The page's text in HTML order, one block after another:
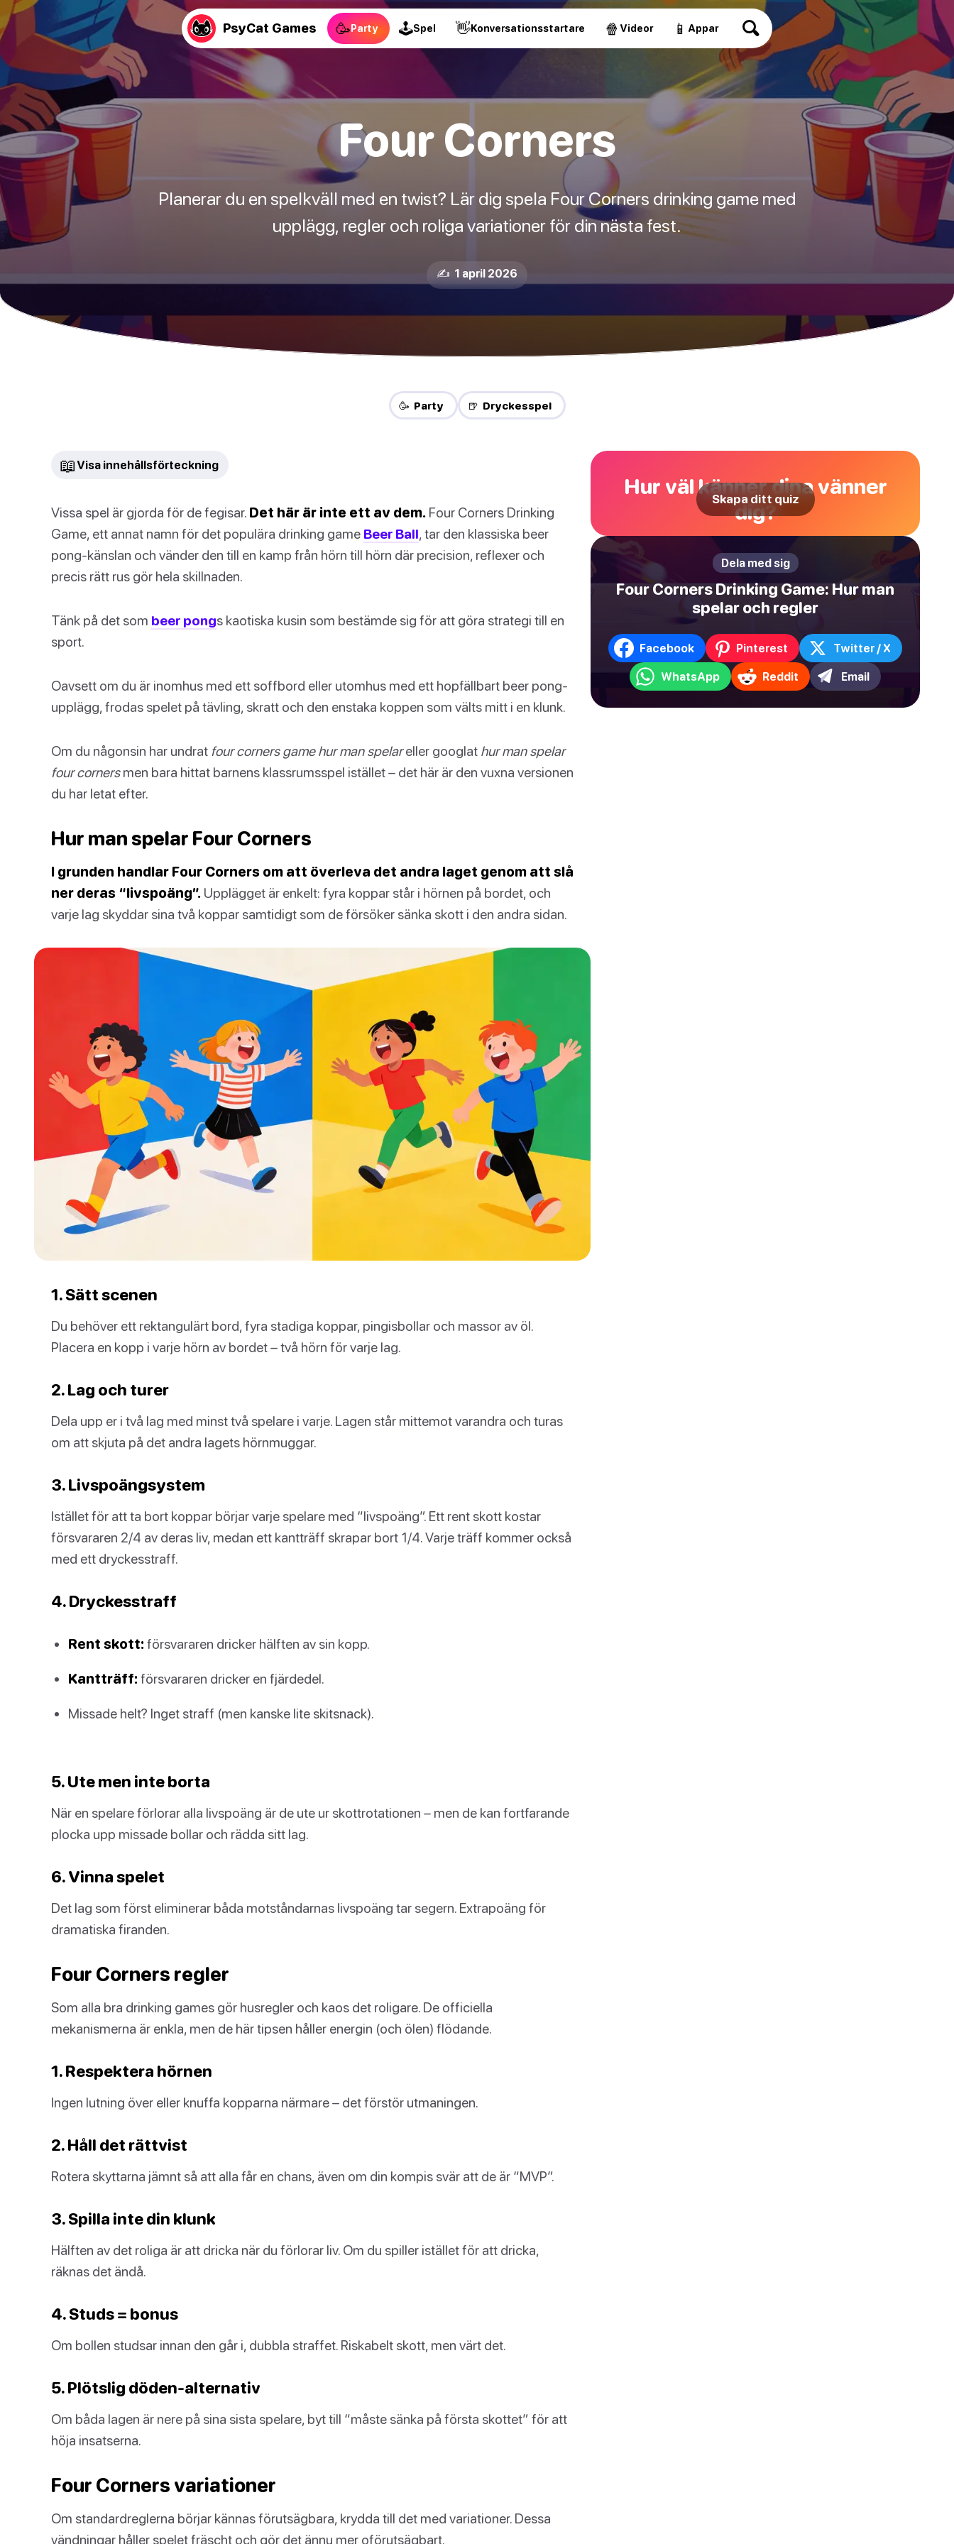
PsyCat Games 🥳Party 🕹Spel 👋Konversationsstartare 🍿 Videor 📱 Appar
Four Corners
Planerar du en spelkväll med en twist? Lär dig spela Four Corners drinking game med
upplägg, regler och roliga variationer för din nästa fest.
✍️ 1 april 2026
🥳 Party 🍺 Dryckesspel
📖 Visa innehållsförteckning
Vissa spel är gjorda för de fegisar. Det här är inte ett av dem. Four Corners Drinking
Game, ett annat namn för det populära drinking game Beer Ball, tar den klassiska beer
pong-känslan och vänder den till en kamp från hörn till hörn där precision, reflexer och
precis rätt rus gör hela skillnaden.
Tänk på det som beer pongs kaotiska kusin som bestämde sig för att göra strategi till en
sport.
Oavsett om du är inomhus med ett soffbord eller utomhus med ett hopfällbart beer pong-
upplägg, frodas spelet på tävling, skratt och den enstaka koppen som välts mitt i en klunk.
Om du någonsin har undrat four corners game hur man spelareller googlat hur man spelar
four cornersmen bara hittat barnens klassrumsspel istället – det här är den vuxna versionen
du har letat efter.
Hur man spelar Four Corners
I grunden handlar Four Corners om att överleva det andra laget genom att slå
ner deras “livspoäng”. Upplägget är enkelt: fyra koppar står i hörnen på bordet, och
varje lag skyddar sina två koppar samtidigt som de försöker sänka skott i den andra sidan.
1. Sätt scenen
Du behöver ett rektangulärt bord, fyra stadiga koppar, pingisbollar och massor av öl.
Placera en kopp i varje hörn av bordet – två hörn för varje lag.
2. Lag och turer
Dela upp er i två lag med minst två spelare i varje. Lagen står mittemot varandra och turas
om att skjuta på det andra lagets hörnmuggar.
3. Livspoängsystem
Istället för att ta bort koppar börjar varje spelare med “livspoäng”. Ett rent skott kostar
försvararen 2/4 av deras liv, medan ett kantträff skrapar bort 1/4. Varje träff kommer också
med ett dryckesstraff.
4. Dryckesstraff
Rent skott: försvararen dricker hälften av sin kopp.
Kantträff: försvararen dricker en fjärdedel.
Missade helt? Inget straff (men kanske lite skitsnack).
5. Ute men inte borta
När en spelare förlorar alla livspoäng är de ute ur skottrotationen – men de kan fortfarande
plocka upp missade bollar och rädda sitt lag.
6. Vinna spelet
Det lag som först eliminerar båda motståndarnas livspoäng tar segern. Extrapoäng för
dramatiska firanden.
Four Corners regler
Som alla bra drinking games gör husregler och kaos det roligare. De officiella
mekanismerna är enkla, men de här tipsen håller energin (och ölen) flödande.
1. Respektera hörnen
Ingen lutning över eller knuffa kopparna närmare – det förstör utmaningen.
2. Håll det rättvist
Rotera skyttarna jämnt så att alla får en chans, även om din kompis svär att de är “MVP”.
3. Spilla inte din klunk
Hälften av det roliga är att dricka när du förlorar liv. Om du spiller istället för att dricka,
räknas det ändå.
4. Studs = bonus
Om bollen studsar innan den går i, dubbla straffet. Riskabelt skott, men värt det.
5. Plötslig döden-alternativ
Om båda lagen är nere på sina sista spelare, byt till “måste sänka på första skottet” för att
höja insatserna.
Four Corners variationer
Om standardreglerna börjar kännas förutsägbara, krydda till det med variationer. Dessa
vändningar håller spelet fräscht och gör det ännu mer oförutsägbart.
Hur väl känner dina vänner
dig?
Skapa ditt quiz
Dela med sig
Four Corners Drinking Game: Hur man
spelar och regler
Facebook Pinterest Twitter / X
WhatsApp Reddit Email